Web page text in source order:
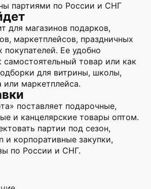
партиями по России и СНГ
для магазинов подарков,
маркетплейсов, праздничных
покупателей. Ее удобно
самостоятельный товар или как
для витрины, школы,
или маркетплейса.
поставляет подарочные,
и канцелярские товары оптом.
партии под сезон,
и корпоративные закупки,
по России и СНГ.